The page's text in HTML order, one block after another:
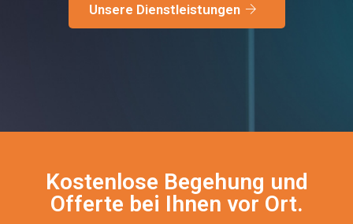
Unsere Dienstleistungen
Kostenlose Begehung und
Offerte bei Ihnen vor Ort.